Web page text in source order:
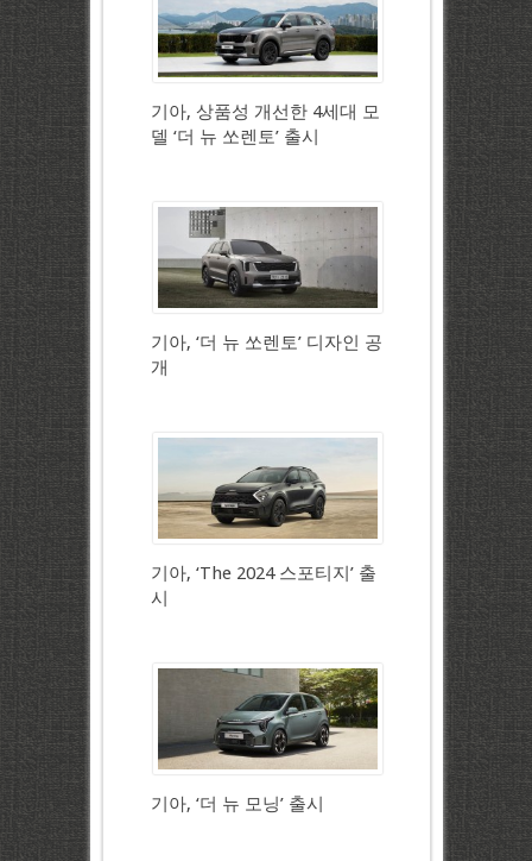
기아, 상품성 개선한 4세대 모
델 ‘더 뉴 쏘렌토’ 출시
기아, ‘더 뉴 쏘렌토’ 디자인 공
개
기아, ‘The 2024 스포티지’ 출
시
기아, ‘더 뉴 모닝’ 출시